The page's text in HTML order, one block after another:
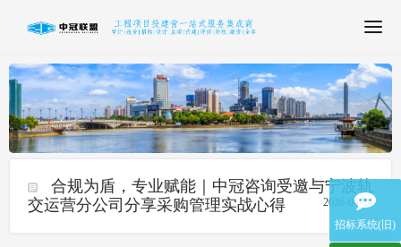
T
g
g
l
e
n
i
g
合规为盾，专业赋能｜中冠咨询受邀与宁波轨
交运营分公司分享采购管理实战心得
2026-04-24
招标系统(旧)